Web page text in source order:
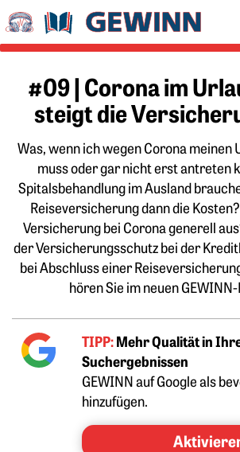
Springe zu:
#09 | Corona im
steigt die
Was, wenn ich wegen Corona meinen
muss oder gar nicht erst antreten
Spitalsbehandlung im Ausland
Reiseversicherung dann die
Versicherung bei Corona generell
der Versicherungsschutz bei der
bei Abschluss einer
hören Sie im neuen
TIPP:Mehr Qualität in
Suchergebnissen
GEWINN auf Google als
hinzufügen.